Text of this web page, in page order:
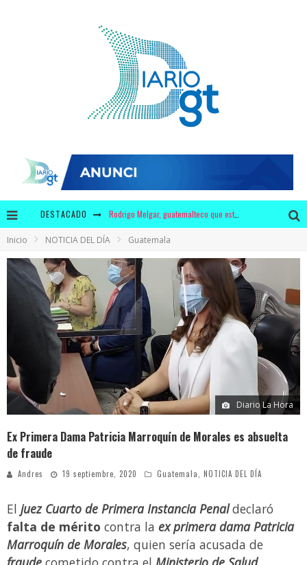
DESTACADO Rodrigo Melgar, guatemalteco que está entre los mejores 10 del mundo en jaripeo
Krusty y Adidas ofrecerán a los fans unos zapatos con diseño único
Video: polémica discusión entre Bancada Semilla y Allan Rodríguez se viraliza
¿Colegios obligarán a alumnos a utilizar uniforme en clases virtuales? Esto dice el Mineduc
Reconocida actriz denuncia a Marilyn Manson por abuso sexual y psicológico
Inicio NOTICIA DEL DÍA Guatemala
Diario La Hora
Ex Primera Dama Patricia Marroquín de Morales es absuelta
de fraude
Andres 19 septiembre, 2020 Guatemala, NOTICIA DEL DÍA
El juez Cuarto de Primera Instancia Penaldeclaró
falta de mérito contra la ex primera dama Patricia
Marroquín de Morales, quien sería acusada de